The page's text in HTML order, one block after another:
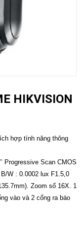
HIKVISION
hợp tính năng thông
Progressive Scan CMOS
W : 0.0002 lux F1.5,0
Zoom số 16X. 1
vào và 2 cổng ra báo